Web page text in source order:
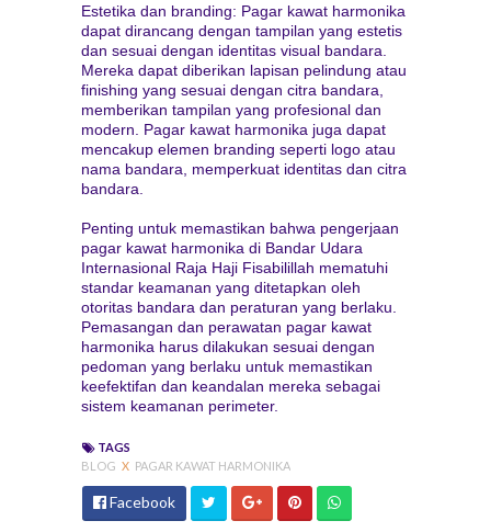
Estetika dan branding: Pagar kawat harmonika
dapat dirancang dengan tampilan yang estetis
dan sesuai dengan identitas visual bandara.
Mereka dapat diberikan lapisan pelindung atau
finishing yang sesuai dengan citra bandara,
memberikan tampilan yang profesional dan
modern. Pagar kawat harmonika juga dapat
mencakup elemen branding seperti logo atau
nama bandara, memperkuat identitas dan citra
bandara.
Penting untuk memastikan bahwa pengerjaan
pagar kawat harmonika di Bandar Udara
Internasional Raja Haji Fisabilillah mematuhi
standar keamanan yang ditetapkan oleh
otoritas bandara dan peraturan yang berlaku.
Pemasangan dan perawatan pagar kawat
harmonika harus dilakukan sesuai dengan
pedoman yang berlaku untuk memastikan
keefektifan dan keandalan mereka sebagai
sistem keamanan perimeter.
TAGS
BLOG X PAGAR KAWAT HARMONIKA
Facebook